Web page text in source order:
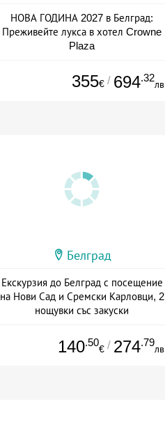
НОВА ГОДИНА 2027 в Белград:
Преживейте лукса в хотел Crowne
Plaza
355€ / 694.32
лв.
Белград
Екскурзия до Белград с посещение
на Нови Сад и Сремски Карловци, 2
нощувки със закуски
140.50
€ / 274.79
лв.